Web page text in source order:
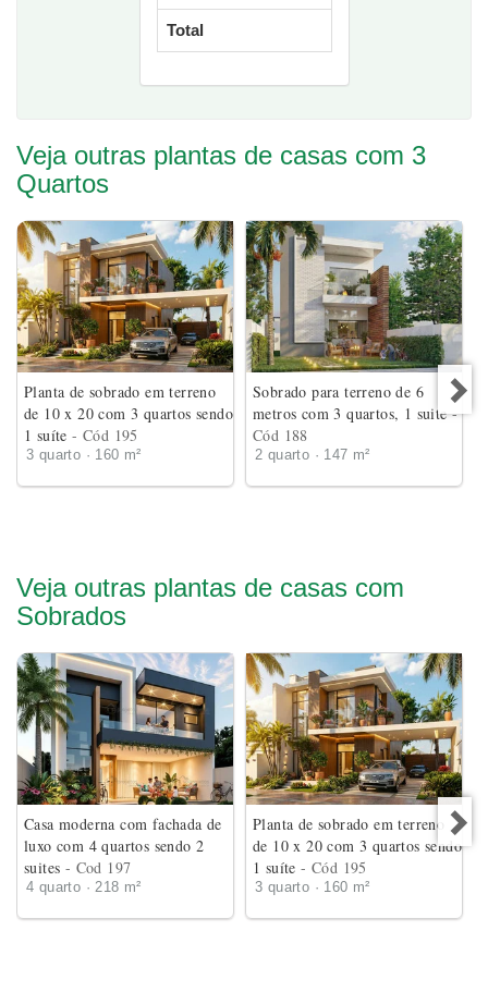
Total
Veja outras plantas de casas com 3
Quartos
Planta de sobrado em terreno
de 10 x 20 com 3 quartos sendo
1 suíte- Cód 195
3 quarto · 160 m²
Sobrado para terreno de 6
metros com 3 quartos, 1 suite-
Cód 188
2 quarto · 147 m²
Veja outras plantas de casas com
Sobrados
Casa moderna com fachada de
luxo com 4 quartos sendo 2
suites - Cod 197
4 quarto · 218 m²
Planta de sobrado em terreno
de 10 x 20 com 3 quartos sendo
1 suíte- Cód 195
3 quarto · 160 m²